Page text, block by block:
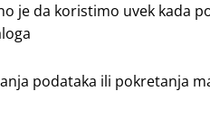
je da koristimo uvek kada
podataka ili pokretanja